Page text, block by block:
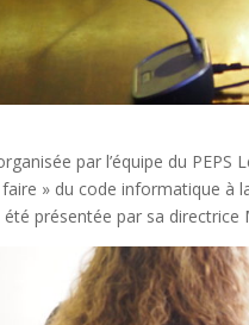
par l’équipe du
faire » du code informatique
été présentée par sa directrice